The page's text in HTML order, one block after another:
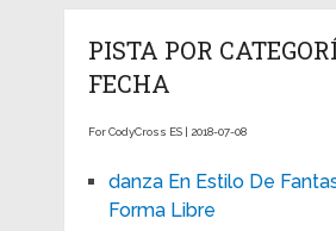
PISTA POR
FECHA
For CodyCross ES | 2018-07-08
danza En Estilo De
Forma Libre